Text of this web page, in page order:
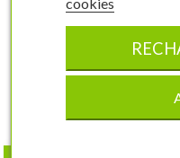
Prunus
9,5 x 16 cm